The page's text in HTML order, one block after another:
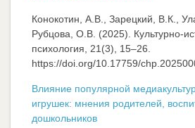
Конокотин, А.В., Зарецкий, В.К.,
Рубцова, О.В. (2025). Культурно-
психология, 21(3), 15–26.
https://doi.org/10.17759/
Влияние популярной
игрушек: мнения родителей,
дошкольников